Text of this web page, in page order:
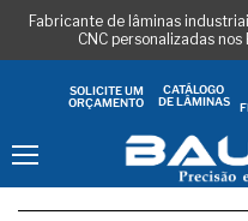
Fabricante de lâminas
CNC personalizadas
SOLICITE UM
ORÇAMENTO
CATÁLOGO
DE LÂMINAS